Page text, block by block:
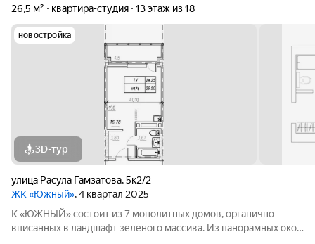
26,5 м² квартира-студия 13 этаж из 18
новостройка
3D-тур
улица Расула Гамзатова,5к2/2
ЖК «Южный», 4 квартал 2025
К «ЮЖНЫЙ» состоит из 7 монолитных домов, органично
вписанных в ландшафт зеленого массива. Из панорамных окон